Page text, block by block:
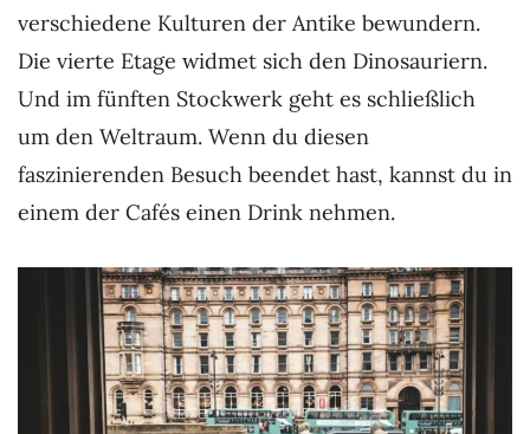
verschiedene Kulturen der Antike bewundern.
Die vierte Etage widmet sich den Dinosauriern.
Und im fünften Stockwerk geht es schließlich
um den Weltraum. Wenn du diesen
faszinierenden Besuch beendet hast, kannst du in
einem der Cafés einen Drink nehmen.